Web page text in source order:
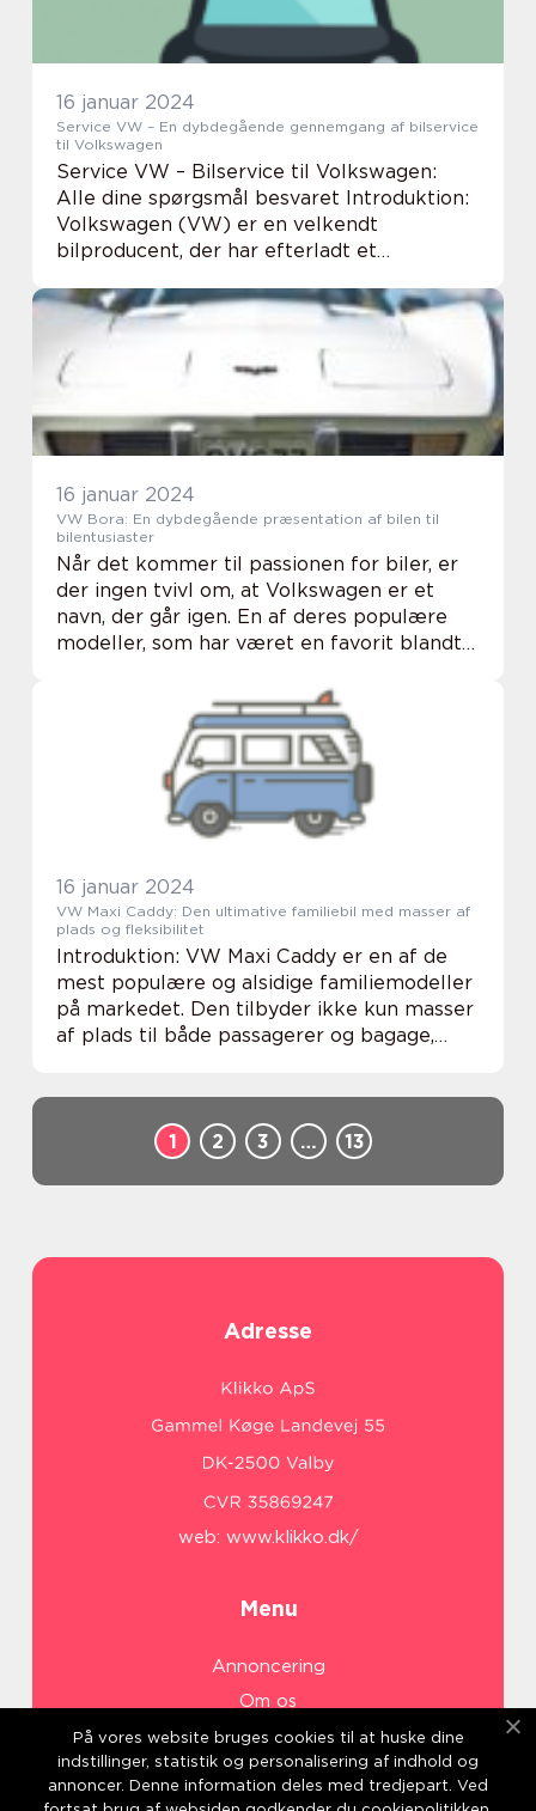
16 januar 2024
Service VW – En dybdegående gennemgang af bilservice
til Volkswagen
Service VW – Bilservice til Volkswagen:
Alle dine spørgsmål besvaret Introduktion:
Volkswagen (VW) er en velkendt
bilproducent, der har efterladt et
køretøjer er kendt for deres kvalitet,
pålidelighed o...
16 januar 2024
VW Bora: En dybdegående præsentation af bilen til
bilentusiaster
Når det kommer til passionen for biler, er
der ingen tvivl om, at Volkswagen er et
navn, der går igen. En af deres populære
modeller, som har været en favorit blandt
denne artikel vil vi gå i dybden med VW
16 januar 2024
VW Maxi Caddy: Den ultimative familiebil med masser af
plads og fleksibilitet
Introduktion: VW Maxi Caddy er en af de
mest populære og alsidige familiemodeller
på markedet. Den tilbyder ikke kun masser
af plads til både passagerer og bagage,
1
2 3 … 13
Adresse
web: www.klikko.dk/
Menu
Annoncering
Om os
Cookies
Kontakt os
Sitemap
På vores website bruges cookies til at huske dine
indstillinger, statistik og personalisering af indhold og
annoncer. Denne information deles med tredjepart. Ved